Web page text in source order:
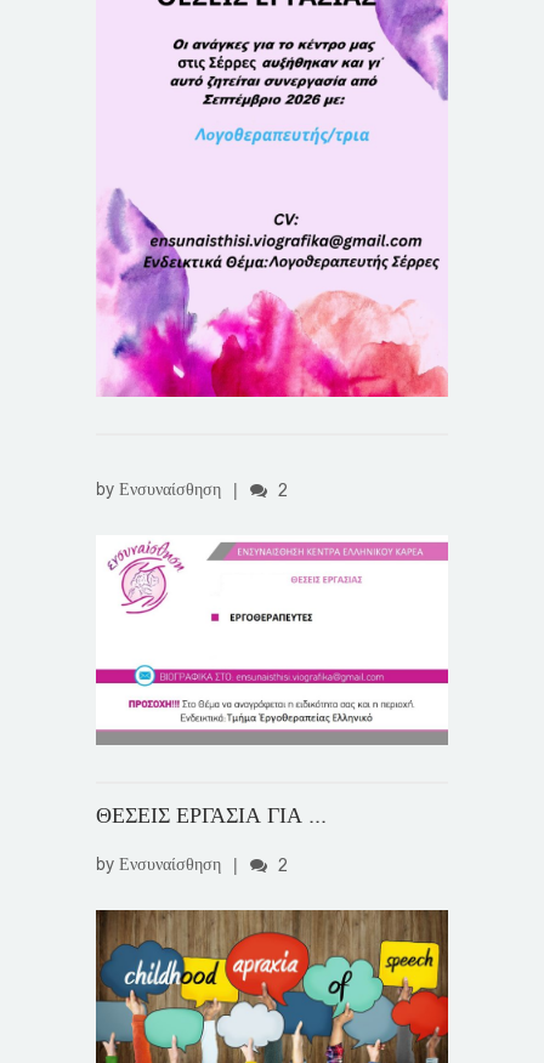
by Ενσυναίσθηση | 2
ΘΕΣΕΙΣ ΕΡΓΑΣΙΑ ΓΙΑ ...
by Ενσυναίσθηση 2